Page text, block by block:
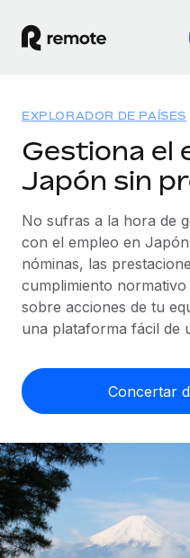
EMPLEO GLOBAL
Nómina global
Gestiona las nóminas
legalidad.
Employer of Record
Expándete en todo el
cumpliendo la
Integra y gestiona a
PEO
Externaliza tareas
Soluciones
COBERTURA MUNDIAL
Explorador de países
Consulta el soporte
Explorador estatal
Simplifica la
Comparador de
Compáranos con otras
ETAPAS DE CRECIMIENTO
Startups
Soluciones ágiles de
empresas en
Recursos
HERRAMIENTAS Y
Calculadora del
Consulta el riesgo de
cualquier país.
Descubre opciones de
autónomos globales.
APRENDIZAJE CON
Precios
English
Nederlands
Français
Deutsch
EXPLORADOR DE PAÍSES
Gestiona el
Japón sin
No sufras a la hora de
con el empleo en
nóminas, las
cumplimiento
sobre acciones de tu
una plataforma fácil de
Concertar